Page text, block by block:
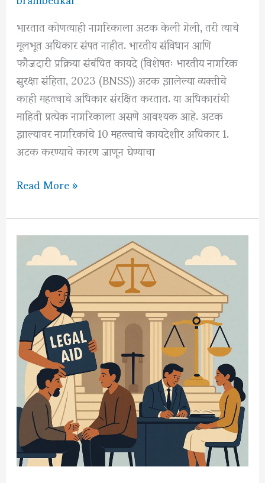
भारतात कोणत्याही नागरिकाला अटक केली गेली, तरी त्याचे
मूलभूत अधिकार संपत नाहीत. भारतीय संविधान आणि
फौजदारी प्रक्रिया संबंधित कायदे (विशेषतः भारतीय नागरिक
सुरक्षा संहिता, 2023 (BNSS)) अटक झालेल्या व्यक्तीचे
काही महत्त्वाचे अधिकार संरक्षित करतात. या अधिकारांची
माहिती प्रत्येक नागरिकाला असणे आवश्यक आहे. अटक
झाल्यावर नागरिकांचे 10 महत्त्वाचे कायदेशीर अधिकार 1.
अटक करण्याचे कारण जाणून घेण्याचा
अटक
नागरिकांचे
10
कायदेशीर
अधिकार
प्रत्येक
भारतीयाने
जाणून
घ्यायलाच
हवेत
Read More »